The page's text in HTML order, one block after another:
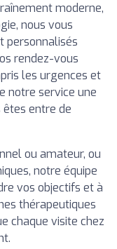
moderne,
nous vous
personnalisés
rendez-vous
les urgences et
notre service une
entre de
ou amateur, ou
notre équipe
vos objectifs et à
thérapeutiques
chaque visite chez